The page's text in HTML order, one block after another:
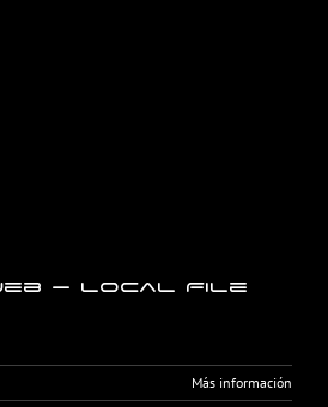
– Local File
Más información